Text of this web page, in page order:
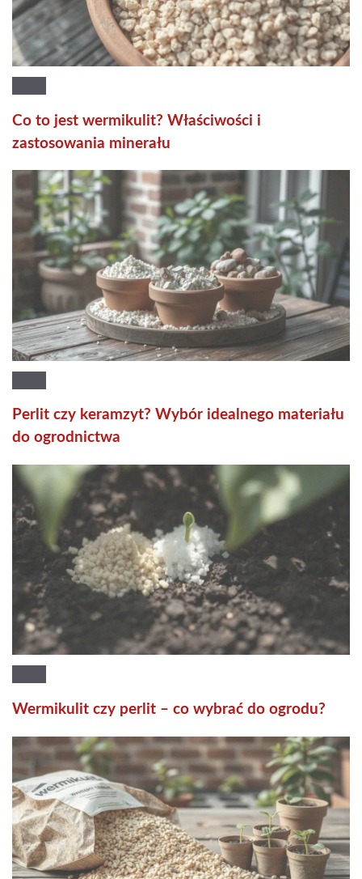
Co to jest wermikulit? Właściwości i
zastosowania minerału
Perlit czy keramzyt? Wybór idealnego materiału
do ogrodnictwa
Wermikulit czy perlit – co wybrać do ogrodu?